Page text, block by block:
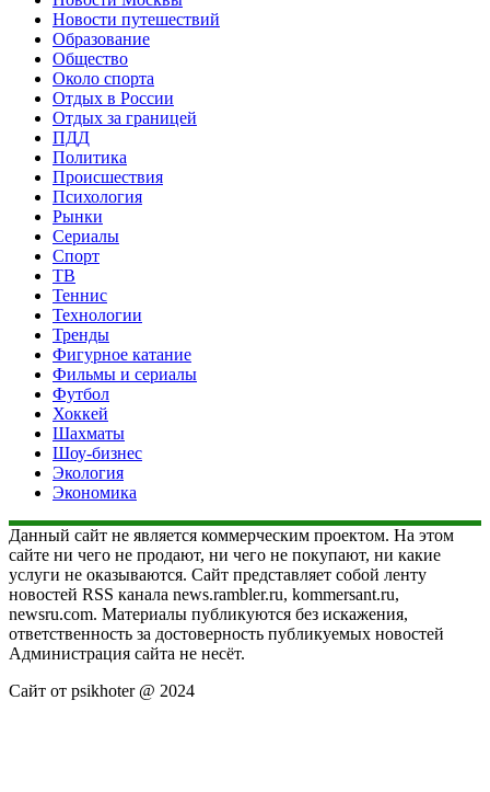
Новости путешествий
Образование
Общество
Около спорта
Отдых в России
Отдых за границей
ПДД
Политика
Происшествия
Психология
Рынки
Сериалы
Спорт
ТВ
Теннис
Технологии
Тренды
Фигурное катание
Фильмы и сериалы
Футбол
Хоккей
Шахматы
Шоу-бизнес
Экология
Экономика
Данный сайт не является коммерческим проектом. На этом
сайте ни чего не продают, ни чего не покупают, ни какие
услуги не оказываются. Сайт представляет собой ленту
новостей RSS канала news.rambler.ru, kommersant.ru,
newsru.com. Материалы публикуются без искажения,
ответственность за достоверность публикуемых новостей
Администрация сайта не несёт.
Сайт от psikhoter @ 2024